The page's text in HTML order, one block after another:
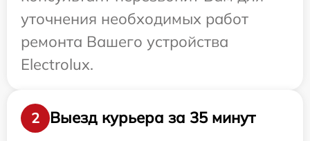
уточнения необходимых работ
ремонта Вашего устройства
Electrolux.
2
Выезд курьера за 35 минут